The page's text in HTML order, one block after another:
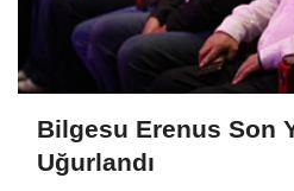
Bilgesu Erenus Son
Uğurlandı